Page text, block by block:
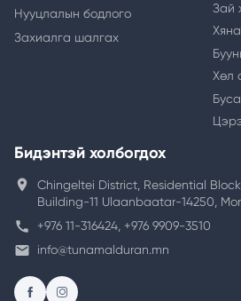
Нууцлалын бодлого
Захиалга шалгах
Зай
Хөл
Бидэнтэй холбогдох
location_on
Chingeltei District, Residential
Building-11 Ulaanbaatar-14250,
call +976 11-316424, +976 9909-3510
email info@tunamalduran.mn